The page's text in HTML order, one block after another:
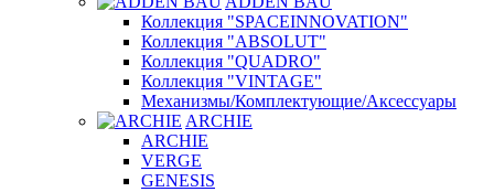
Коллекция "SPACEINNOVATION"
Коллекция "ABSOLUT"
Коллекция "QUADRO"
Коллекция "VINTAGE"
Механизмы/Комплектующие/Аксессуары
ARCHIE
ARCHIE
VERGE
GENESIS